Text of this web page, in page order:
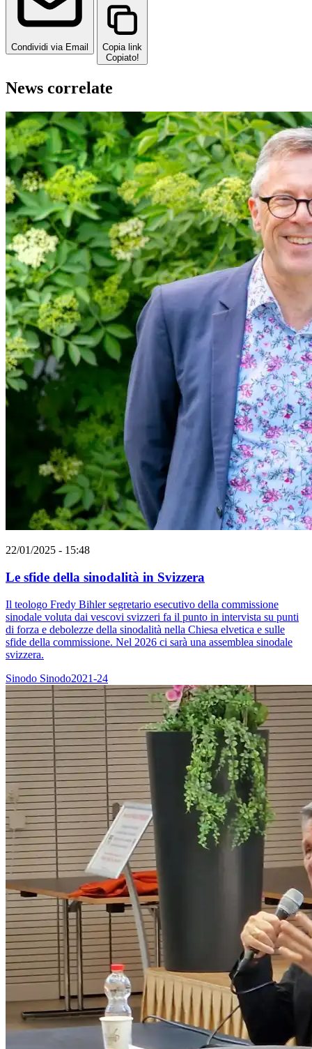
Condividi via Email
Copia link
Copiato!
News correlate
22/01/2025 - 15:48
Le sfide della sinodalità in Svizzera
Il teologo Fredy Bihler segretario esecutivo della commissione
sinodale voluta dai vescovi svizzeri fa il punto in intervista su punti
di forza e debolezze della sinodalità nella Chiesa elvetica e sulle
sfide della commissione. Nel 2026 ci sarà una assemblea sinodale
svizzera.
Sinodo Sinodo2021-24